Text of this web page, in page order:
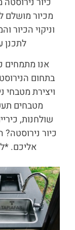
מכיור מושלם
לתכנן
בתחום
ויצירת מטבחי
מטבחים
שולחנות,
כיור
אליכם.